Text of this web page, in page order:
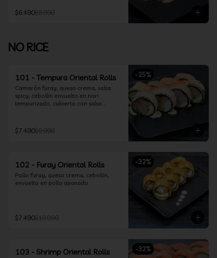
$6.490$8.990
NO RICE
-25%
101 - Tempura Oriental Rolls
Camarón furay, queso crema, salsa
spicy, cebollín envuelto en nori
tempurizado, cubierto con salsa
$7.490$9.990
-32%
102 - Furay Oriental Rolls
Pollo furay, queso crema, cebollín,
envuelto en pollo apanado
$7.490$10.990
-32%
103 - Shrimp Oriental Rolls